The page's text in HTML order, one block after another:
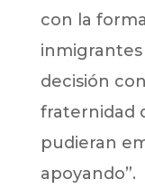
con la
inmigrantes
decisión
fraternidad
pudieran
apoyando”.